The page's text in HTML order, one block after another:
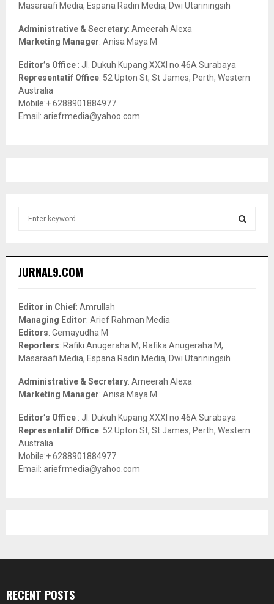
Masaraafi Media, Espana Radin Media, Dwi Utariningsih
Administrative & Secretary: Ameerah Alexa
Marketing Manager: Anisa Maya M
Editor’s Office : Jl. Dukuh Kupang XXXI no.46A Surabaya
Representatif Office: 52 Upton St, St James, Perth, Western
Australia
Mobile:+ 6288901884977
Email: ariefrmedia@yahoo.com
h
o
r
:
JURNAL9.COM
Editor in Chief: Amrullah
Managing Editor: Arief Rahman Media
Editors: Gemayudha M
Reporters: Rafiki Anugeraha M, Rafika Anugeraha M,
Masaraafi Media, Espana Radin Media, Dwi Utariningsih
Administrative & Secretary: Ameerah Alexa
Marketing Manager: Anisa Maya M
Editor’s Office : Jl. Dukuh Kupang XXXI no.46A Surabaya
Representatif Office: 52 Upton St, St James, Perth, Western
Australia
Mobile:+ 6288901884977
Email: ariefrmedia@yahoo.com
RECENT POSTS